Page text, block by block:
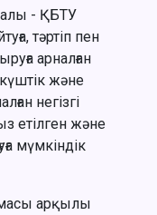
- ҚБТУ
тәртіп пен
арналған
және
негізгі
етілген және
мүмкіндік
арқылы